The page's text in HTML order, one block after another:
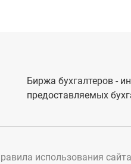
Биржа бухгалтеров -
предоставляемых
использования сайта